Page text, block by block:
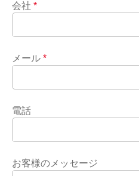
会社 *
メール *
電話
お客様のメッセージ